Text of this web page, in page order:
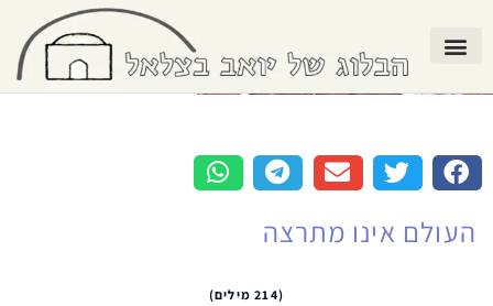
העולם אינו מתרצה
(214 מילים)